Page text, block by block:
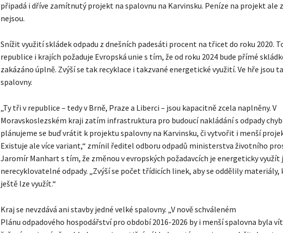
připadá i dříve zamítnutý projekt na spalovnu na Karvinsku. Peníze na projekt ale
nejsou.
Snížit využití skládek odpadu z dnešních padesáti procent na třicet do roku 2020.
republice i krajích požaduje Evropská unie s tím, že od roku 2024 bude přímé
zakázáno úplně. Zvýší se tak recyklace i takzvané energetické využití. Ve hře jsou
spalovny.
„Ty tři v republice – tedy v Brně, Praze a Liberci – jsou kapacitně zcela naplněny. V
Moravskoslezském kraji zatím infrastruktura pro budoucí nakládání s odpady
plánujeme se buď vrátit k projektu spalovny na Karvinsku, či vytvořit i menší
Existuje ale více variant,“ zmínil ředitel odboru odpadů ministerstva životního
Jaromír Manhart s tím, že změnou v evropských požadavcích je energeticky využít
nerecyklovatelné odpady. „Zvýší se počet třídicích linek, aby se oddělily materiály,
ještě lze využít.“
Kraj se nevzdává ani stavby jedné velké spalovny. „V nově schváleném
Plánu odpadového hospodářství pro období 2016-2026 by i menší spalovna byla